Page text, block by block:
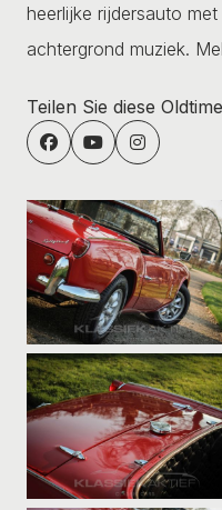
heerlijke rijdersauto
achtergrond muziek.
Teilen Sie diese